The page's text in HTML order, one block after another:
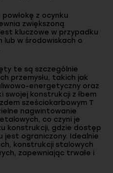
z ocynku
zwiększoną
kluczowe w przypadku
w środowiskach o
te są szczególnie
przemysłu, takich jak
energetyczny oraz
swojej konstrukcji z łbem
sześciokarbowym T
nagwintowanie
co czyni je
konstrukcji, gdzie dostęp
jest ograniczony. Idealnie
konstrukcji stalowych
zapewniając trwałe i